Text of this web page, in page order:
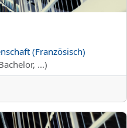
(Französisch)
...)